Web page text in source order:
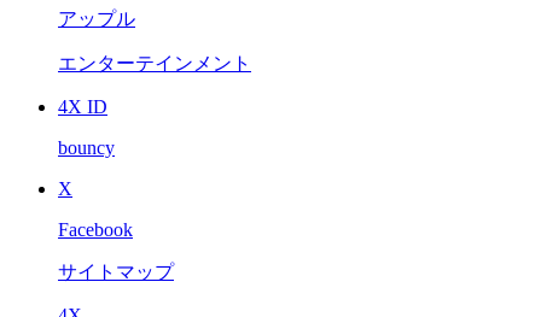
アップル
エンターテインメント
4X ID
bouncy
X
Facebook
サイトマップ